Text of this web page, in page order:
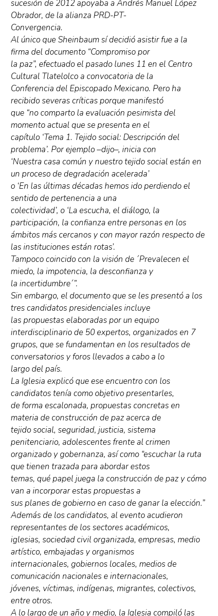
sucesión de 2012 apoyaba a Andrés Manuel López
Obrador, de la alianza PRD-PT-
Convergencia.
Al único que Sheinbaum sí decidió asistir fue a la
firma del documento “Compromiso por
la paz”, efectuado el pasado lunes 11 en el Centro
Cultural Tlatelolco a convocatoria de la
Conferencia del Episcopado Mexicano. Pero ha
recibido severas críticas porque manifestó
que “no comparto la evaluación pesimista del
momento actual que se presenta en el
capítulo ‘Tema 1. Tejido social: Descripción del
problema’. Por ejemplo –dijo–, inicia con
‘Nuestra casa común y nuestro tejido social están en
un proceso de degradación acelerada’
o ‘En las últimas décadas hemos ido perdiendo el
sentido de pertenencia a una
colectividad’, o ‘La escucha, el diálogo, la
participación, la confianza entre personas en los
ámbitos más cercanos y con mayor razón respecto de
las instituciones están rotas’.
Tampoco coincido con la visión de ´Prevalecen el
miedo, la impotencia, la desconfianza y
la incertidumbre´”.
Sin embargo, el documento que se les presentó a los
tres candidatos presidenciales incluye
las propuestas elaboradas por un equipo
interdisciplinario de 50 expertos, organizados en 7
grupos, que se fundamentan en los resultados de
conversatorios y foros llevados a cabo a lo
largo del país.
La Iglesia explicó que ese encuentro con los
candidatos tenía como objetivo presentarles,
de forma escalonada, propuestas concretas en
materia de construcción de paz acerca de
tejido social, seguridad, justicia, sistema
penitenciario, adolescentes frente al crimen
organizado y gobernanza, así como “escuchar la ruta
que tienen trazada para abordar estos
temas, qué papel juega la construcción de paz y cómo
van a incorporar estas propuestas a
sus planes de gobierno en caso de ganar la elección.”
Además de los candidatos, al evento acudieron
representantes de los sectores académicos,
iglesias, sociedad civil organizada, empresas, medio
artístico, embajadas y organismos
internacionales, gobiernos locales, medios de
comunicación nacionales e internacionales,
jóvenes, víctimas, indígenas, migrantes, colectivos,
entre otros.
A lo largo de un año y medio, la Iglesia compiló las